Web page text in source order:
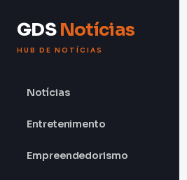
GDSNotícias
HUB DE NOTÍCIAS
Notícias
Entretenimento
Empreendedorismo